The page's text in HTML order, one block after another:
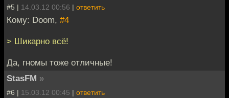
#5 | 14.03.12 00:56 | ответить
Кому: Doom, #4
> Шикарно всё!
Да, гномы тоже отличные!
StasFM »
#6 | 15.03.12 00:45 | ответить